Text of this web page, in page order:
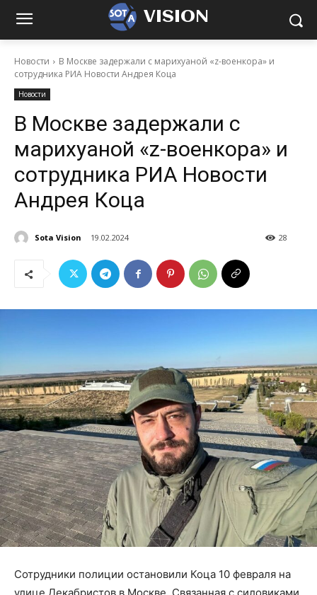
VISION
Новости
В Москве задержали с марихуаной «z-военкора» и
сотрудника РИА Новости Андрея Коца
Новости
В Москве задержали с
марихуаной «z-военкора» и
сотрудника РИА Новости
Андрея Коца
Sota Vision 19.02.2024 28
Сотрудники полиции остановили Коца 10 февраля на